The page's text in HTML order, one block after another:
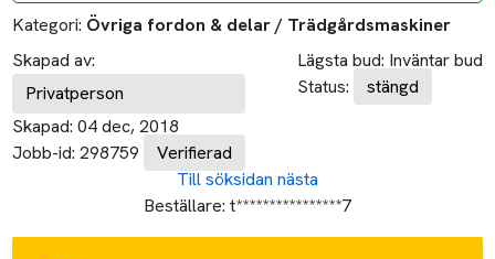
Kategori: Övriga fordon & delar / Trädgårdsmaskiner
Skapad av:
Privatperson
Skapad: 04 dec, 2018
Jobb-id: 298759 Verifierad
Lägsta bud: Inväntar bud
Status:
stängd
Till söksidan nästa
Beställare: t****************7